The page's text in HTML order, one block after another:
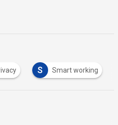
S Smart working